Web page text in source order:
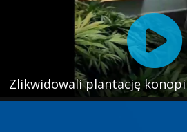
Zlikwidowali plantację konopi